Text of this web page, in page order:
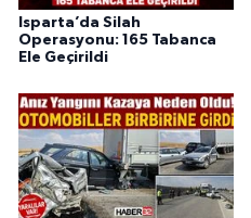
Isparta’da Silah
Operasyonu: 165 Tabanca
Ele Geçirildi